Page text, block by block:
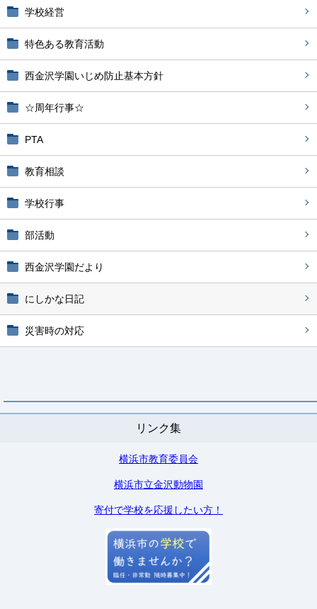
学校経営
特色ある教育活動
西金沢学園いじめ防止基本方針
☆周年行事☆
PTA
教育相談
学校行事
部活動
西金沢学園だより
にしかな日記
災害時の対応
リンク集
横浜市教育委員会
横浜市立金沢動物園
寄付で学校を応援したい方！